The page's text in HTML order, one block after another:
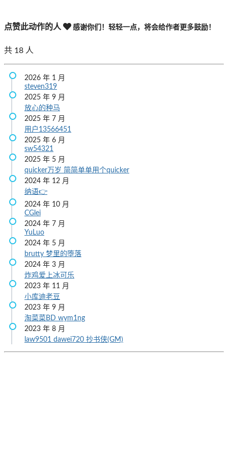
点赞此动作的人 感谢你们！轻轻一点，将会给作者更多鼓励！
共 18 人
2026 年 1 月
steven319
2025 年 9 月
放心的种马
2025 年 7 月
用户13566451
2025 年 6 月
sw54321
2025 年 5 月
quicker万岁 简简单单用个quicker
2024 年 12 月
纳语👉
2024 年 10 月
CGlei
2024 年 7 月
YuLuo
2024 年 5 月
brutty 梦里的堕落
2024 年 3 月
炸鸡爱上冰可乐
2023 年 11 月
小库迪老豆
2023 年 9 月
淘菜菜BD wym1ng
2023 年 8 月
law9501 dawei720 抄书侠(GM)